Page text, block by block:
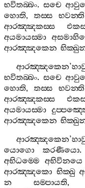
භවිතබ‍්බං. සචෙ
හොති, තස‍්ස භවන‍්ති
ආරඤ‍්ඤකස‍්ස
අයමායස‍්මා
ආරඤ‍්ඤකෙන
ආරඤ‍්ඤකෙන’
භවිතබ‍්බං.සචෙ
හොති, තස‍්ස භවන‍්ති
ආරඤ‍්ඤකස‍්ස
අයමායස‍්මා
ආරඤ‍්ඤකෙන
ආරඤ‍්ඤකෙන’
යොගො
කරණීයො.
අභිධම‍්මෙ අභිවිනයෙ
ආරඤ‍්ඤකො භික‍්ඛු
න
සම‍්පායති